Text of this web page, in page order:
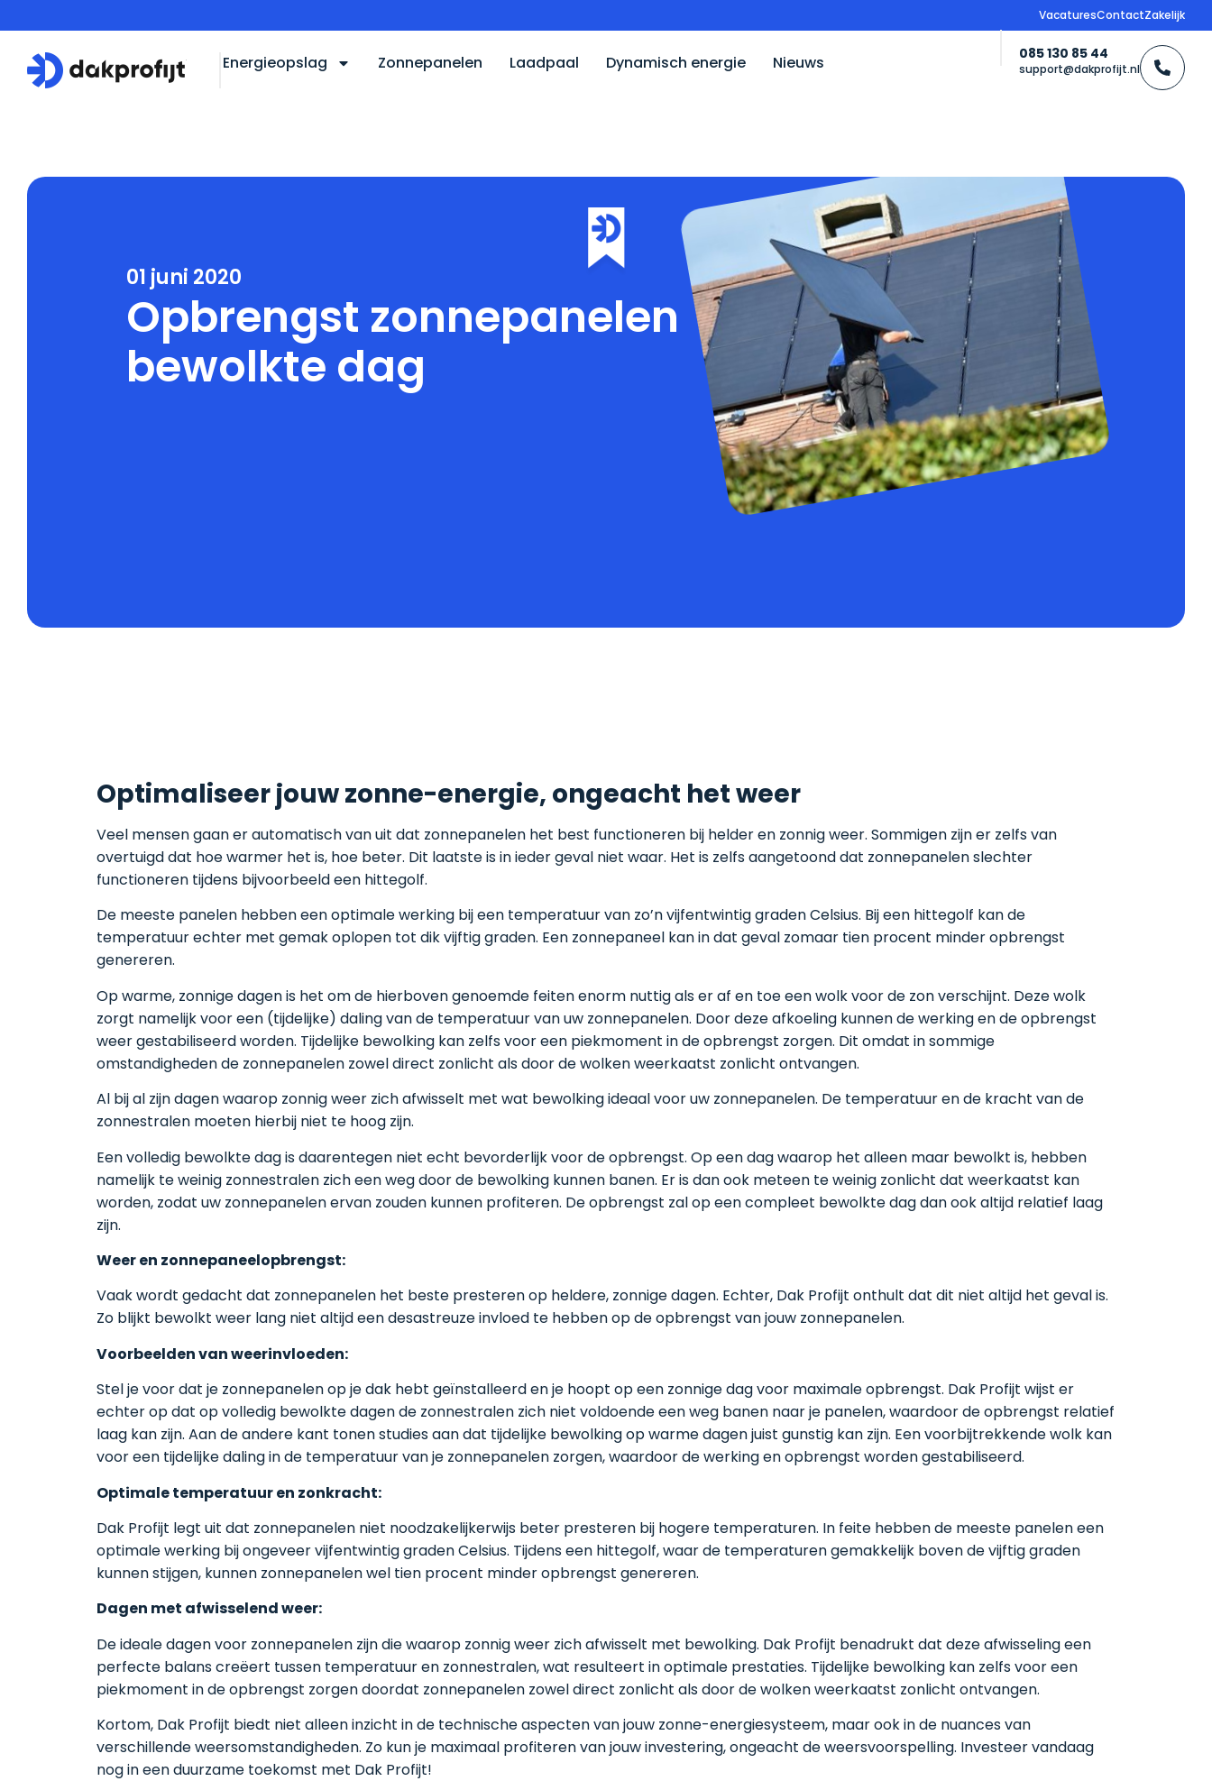
VacaturesContactZakelijk
Energieopslag Zonnepanelen Laadpaal Dynamisch energie Nieuws 085 130 85 44
support@dakprofijt.nl
01 juni 2020
Opbrengst zonnepanelen
bewolkte dag
Optimaliseer jouw zonne-energie, ongeacht het weer
Veel mensen gaan er automatisch van uit dat zonnepanelen het best functioneren bij helder en zonnig weer. Sommigen zijn er zelfs van
overtuigd dat hoe warmer het is, hoe beter. Dit laatste is in ieder geval niet waar. Het is zelfs aangetoond dat zonnepanelen slechter
functioneren tijdens bijvoorbeeld een hittegolf.
De meeste panelen hebben een optimale werking bij een temperatuur van zo’n vijfentwintig graden Celsius. Bij een hittegolf kan de
temperatuur echter met gemak oplopen tot dik vijftig graden. Een zonnepaneel kan in dat geval zomaar tien procent minder opbrengst
genereren.
Op warme, zonnige dagen is het om de hierboven genoemde feiten enorm nuttig als er af en toe een wolk voor de zon verschijnt. Deze wolk
zorgt namelijk voor een (tijdelijke) daling van de temperatuur van uw zonnepanelen. Door deze afkoeling kunnen de werking en de opbrengst
weer gestabiliseerd worden. Tijdelijke bewolking kan zelfs voor een piekmoment in de opbrengst zorgen. Dit omdat in sommige
omstandigheden de zonnepanelen zowel direct zonlicht als door de wolken weerkaatst zonlicht ontvangen.
Al bij al zijn dagen waarop zonnig weer zich afwisselt met wat bewolking ideaal voor uw zonnepanelen. De temperatuur en de kracht van de
zonnestralen moeten hierbij niet te hoog zijn.
Een volledig bewolkte dag is daarentegen niet echt bevorderlijk voor de opbrengst. Op een dag waarop het alleen maar bewolkt is, hebben
namelijk te weinig zonnestralen zich een weg door de bewolking kunnen banen. Er is dan ook meteen te weinig zonlicht dat weerkaatst kan
worden, zodat uw zonnepanelen ervan zouden kunnen profiteren. De opbrengst zal op een compleet bewolkte dag dan ook altijd relatief laag
zijn.
Weer en zonnepaneelopbrengst:
Vaak wordt gedacht dat zonnepanelen het beste presteren op heldere, zonnige dagen. Echter, Dak Profijt onthult dat dit niet altijd het geval is.
Zo blijkt bewolkt weer lang niet altijd een desastreuze invloed te hebben op de opbrengst van jouw zonnepanelen.
Voorbeelden van weerinvloeden:
Stel je voor dat je zonnepanelen op je dak hebt geïnstalleerd en je hoopt op een zonnige dag voor maximale opbrengst. Dak Profijt wijst er
echter op dat op volledig bewolkte dagen de zonnestralen zich niet voldoende een weg banen naar je panelen, waardoor de opbrengst relatief
laag kan zijn. Aan de andere kant tonen studies aan dat tijdelijke bewolking op warme dagen juist gunstig kan zijn. Een voorbijtrekkende wolk kan
voor een tijdelijke daling in de temperatuur van je zonnepanelen zorgen, waardoor de werking en opbrengst worden gestabiliseerd.
Optimale temperatuur en zonkracht:
Dak Profijt legt uit dat zonnepanelen niet noodzakelijkerwijs beter presteren bij hogere temperaturen. In feite hebben de meeste panelen een
optimale werking bij ongeveer vijfentwintig graden Celsius. Tijdens een hittegolf, waar de temperaturen gemakkelijk boven de vijftig graden
kunnen stijgen, kunnen zonnepanelen wel tien procent minder opbrengst genereren.
Dagen met afwisselend weer:
De ideale dagen voor zonnepanelen zijn die waarop zonnig weer zich afwisselt met bewolking. Dak Profijt benadrukt dat deze afwisseling een
perfecte balans creëert tussen temperatuur en zonnestralen, wat resulteert in optimale prestaties. Tijdelijke bewolking kan zelfs voor een
piekmoment in de opbrengst zorgen doordat zonnepanelen zowel direct zonlicht als door de wolken weerkaatst zonlicht ontvangen.
Kortom, Dak Profijt biedt niet alleen inzicht in de technische aspecten van jouw zonne-energiesysteem, maar ook in de nuances van
verschillende weersomstandigheden. Zo kun je maximaal profiteren van jouw investering, ongeacht de weersvoorspelling. Investeer vandaag
nog in een duurzame toekomst met Dak Profijt!